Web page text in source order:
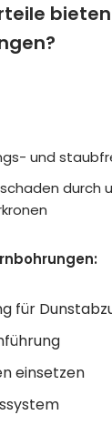
bieten
und
durch
für
einsetzen